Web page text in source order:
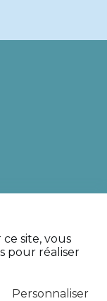
site, vous
pour réaliser
Personnaliser